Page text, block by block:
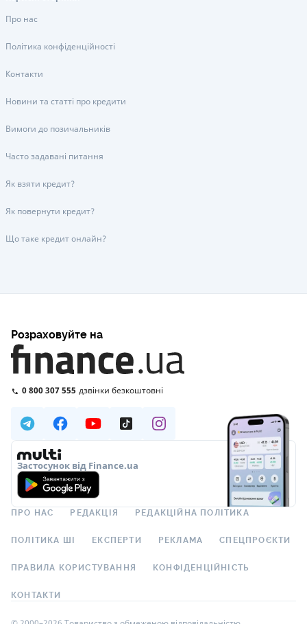
Про нас
Політика конфіденційності
Контакти
Новини та статті про кредити
Вимоги до позичальників
Часто задавані питання
Як взяти кредит?
Як повернути кредит?
Що таке кредит онлайн?
Розраховуйте на
0 800 307 555 дзвінки безкоштовні
Застосунок від Finance.ua
ПРО НАС РЕДАКЦІЯ РЕДАКЦІЙНА ПОЛІТИКА
ПОЛІТИКА ШІ ЕКСПЕРТИ РЕКЛАМА СПЕЦПРОЄКТИ
ПРАВИЛА КОРИСТУВАННЯ КОНФІДЕНЦІЙНІСТЬ
КОНТАКТИ